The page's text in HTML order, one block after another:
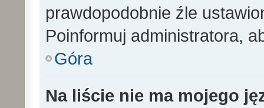
prawdopodobnie źle
Poinformuj administratora,
Góra
Na liście nie ma mojego